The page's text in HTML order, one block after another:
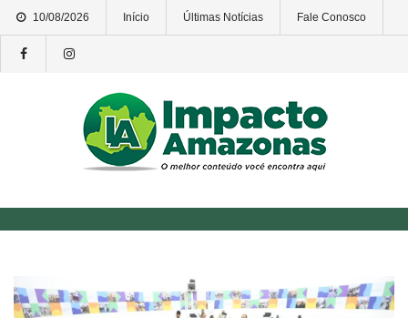
Skip
to
content
10/08/2026 Início Últimas Notícias Fale Conosco